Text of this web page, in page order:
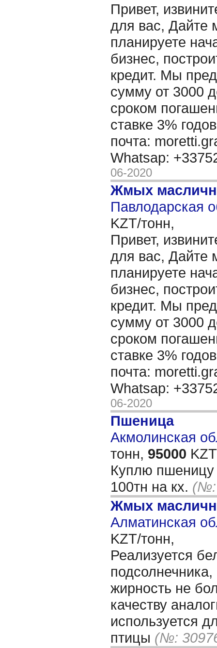
Привет,
для вас, Дайте
планируете
бизнес,
кредит. Мы
сумму от 3000
сроком
ставке 3%
почта:
Whatsap:
06-2020
Жмых
Павлодарская
KZT/тонн,
Привет,
для вас, Дайте
планируете
бизнес,
кредит. Мы
сумму от 3000
сроком
ставке 3%
почта:
Whatsap:
06-2020
Пшеница
Акмолинская
тонн, 95000
Куплю пшеницу
100тн на кх. (№:
Жмых
Алматинская
KZT/тонн,
Реализуется
жирность не
качеству
используется
птицы (№: